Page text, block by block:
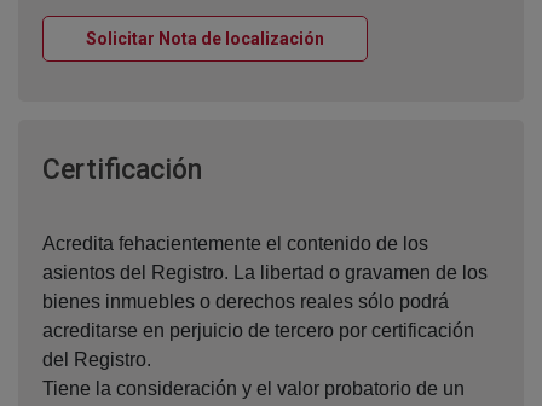
Solicitar Nota de localización
Certificación
Acredita fehacientemente el contenido de los
asientos del Registro. La libertad o gravamen de los
bienes inmuebles o derechos reales sólo podrá
acreditarse en perjuicio de tercero por certificación
del Registro.
Tiene la consideración y el valor probatorio de un